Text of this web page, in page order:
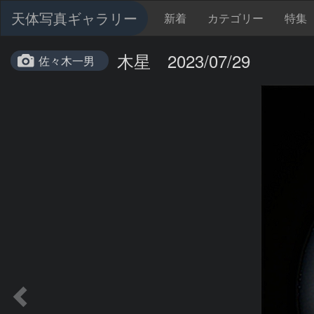
天体写真ギャラリー 新着 カテゴリー 特集
佐々木一男 木星 2023/07/29